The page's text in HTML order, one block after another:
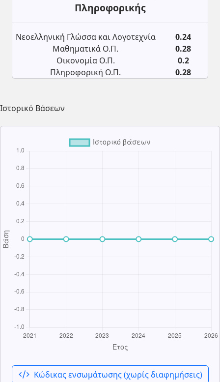
Πληροφορικής
Νεοελληνική Γλώσσα και Λογοτεχνία
0.24
Μαθηματικά Ο.Π.
0.28
Οικονομία Ο.Π.
0.2
Πληροφορική Ο.Π.
0.28
Ιστορικό Βάσεων
code_xml Κώδικας ενσωμάτωσης (χωρίς διαφημήσεις)